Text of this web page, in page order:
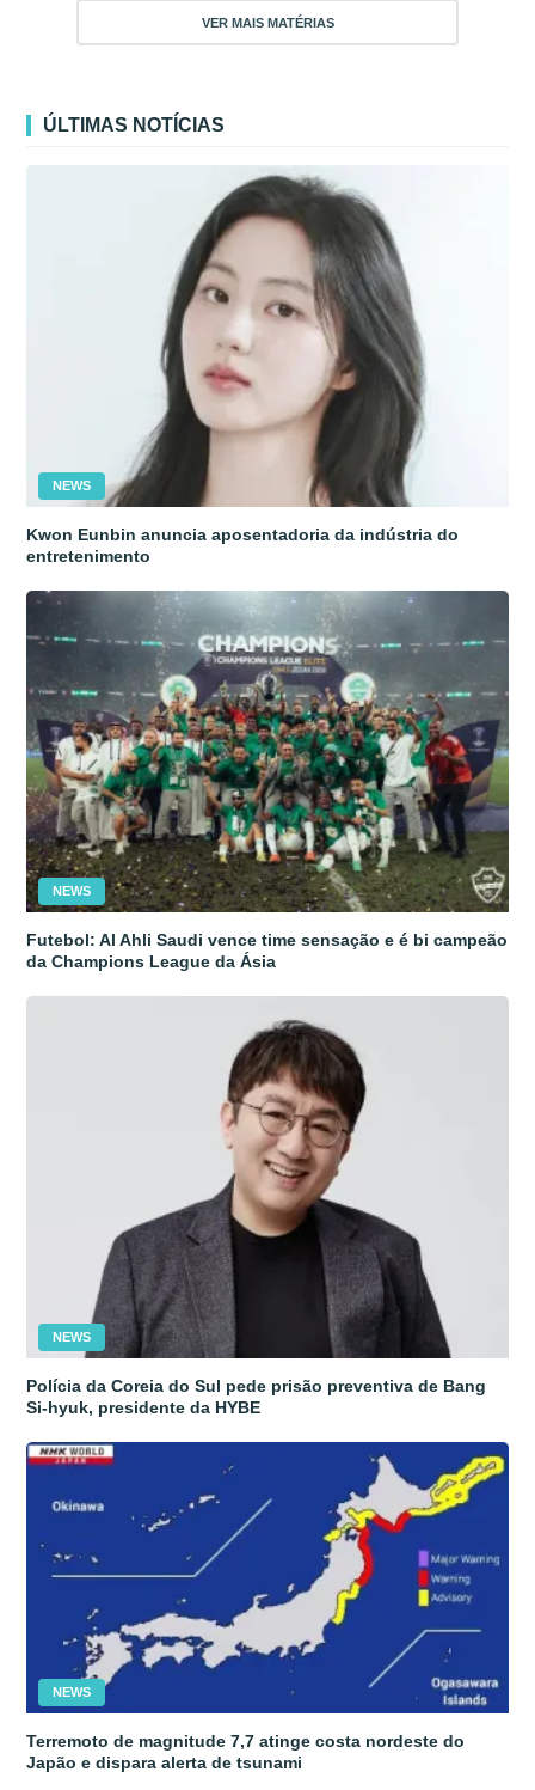
VER MAIS MATÉRIAS
ÚLTIMAS NOTÍCIAS
NEWS
Kwon Eunbin anuncia aposentadoria da indústria do
entretenimento
NEWS
Futebol: Al Ahli Saudi vence time sensação e é bi campeão
da Champions League da Ásia
NEWS
Polícia da Coreia do Sul pede prisão preventiva de Bang
Si-hyuk, presidente da HYBE
NEWS
Terremoto de magnitude 7,7 atinge costa nordeste do
Japão e dispara alerta de tsunami